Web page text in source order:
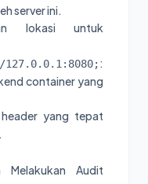
server ini.
lokasi untuk
:
container yang
yang tepat
Audit